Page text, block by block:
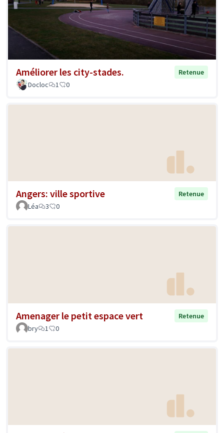
Améliorer les city-stades.
Retenue
Docloc
1 0
Angers: ville sportive
Retenue
Léa
3 0
Amenager le petit espace vert
Retenue
bry
1 0